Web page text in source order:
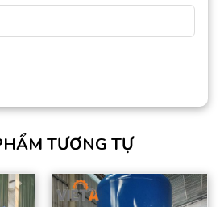
TƯƠNG TỰ